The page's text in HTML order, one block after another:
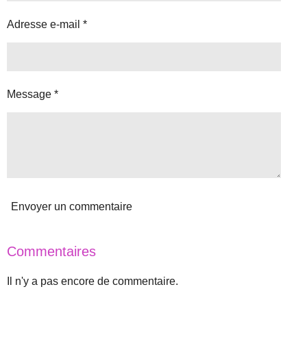
n
é
s
Adresse e-mail *
Message *
Envoyer un commentaire
Commentaires
Il n'y a pas encore de commentaire.